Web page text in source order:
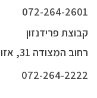
072-264-2601
קבוצת פרידנזון
רחוב המצודה 31, אזור, 5800174
072-264-2222